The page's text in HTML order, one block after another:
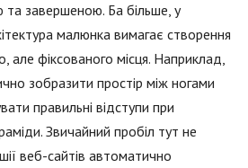
та завершеною. Ба більше, у
малюнка вимагає створення
фіксованого місця. Наприклад,
зобразити простір між ногами
правильні відступи при
Звичайний пробіл тут не
веб-сайтів автоматично